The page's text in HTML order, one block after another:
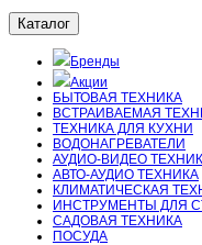
Каталог
Бренды
Акции
БЫТОВАЯ ТЕХНИКА
ВСТРАИВАЕМАЯ
ТЕХНИКА ДЛЯ КУХНИ
ВОДОНАГРЕВАТЕЛИ
АУДИО-ВИДЕО
АВТО-АУДИО ТЕХНИКА
КЛИМАТИЧЕСКАЯ
ИНСТРУМЕНТЫ ДЛЯ
САДОВАЯ ТЕХНИКА
ПОСУДА